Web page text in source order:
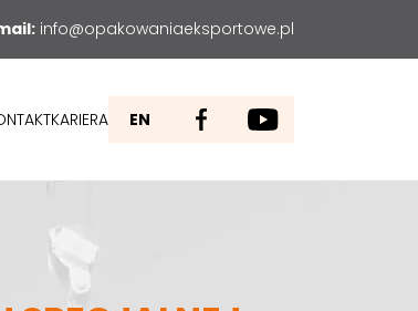
info@opakowaniaeksportowe.pl
KARIERA EN